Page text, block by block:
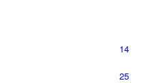
14
25